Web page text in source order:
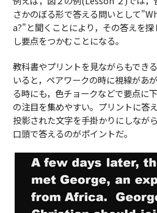
さかのぼる形で答える問いとして
a?"と聞くことにより，その答えを
し要点をつかむことになる。
教科書やプリントを見ながらもでき
いると，ペアワークの時に視線があ
る時にも，色チョークなどで要点に
の注目を集めやすい。プリントに答
投影された文字を手掛かりにしなが
口頭で答えるのがポイントだ。